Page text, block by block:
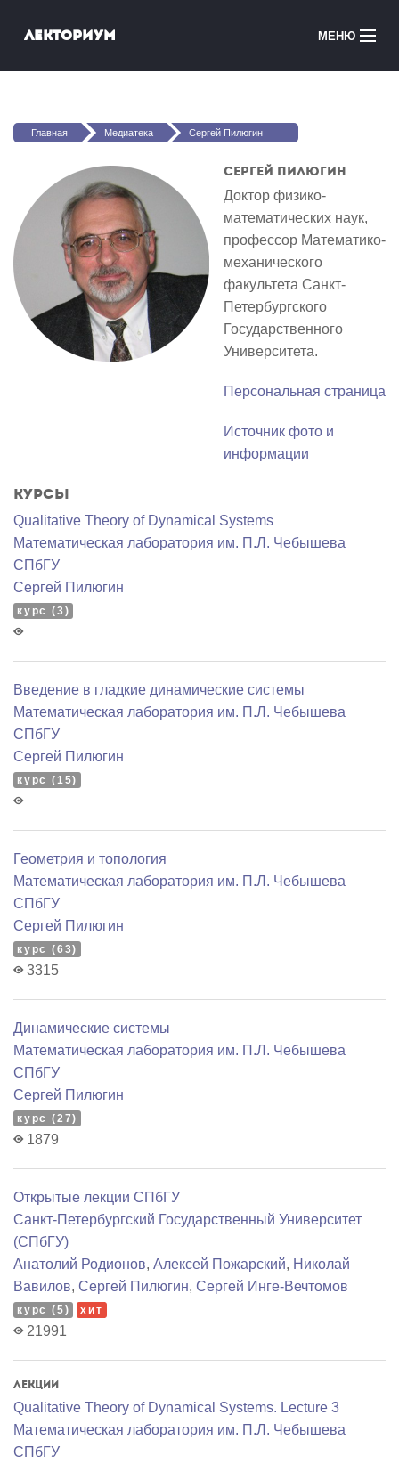
Лекториум МЕНЮ
Медиатека
Онлайн-школы
Вы здесь
Главная Медиатека Сергей Пилюгин
Сергей Пилюгин
Доктор физико-
математических наук,
профессор Математико-
механического
факультета Санкт-
Петербургского
Государственного
Университета.
Персональная страница
Источник фото и
информации
Курсы
Qualitative Theory of Dynamical Systems
Математичеcкая лаборатория им. П.Л. Чебышева
СПбГУ
Сергей Пилюгин
курс (3)
Введение в гладкие динамические системы
Математичеcкая лаборатория им. П.Л. Чебышева
СПбГУ
Сергей Пилюгин
курс (15)
Геометрия и топология
Математичеcкая лаборатория им. П.Л. Чебышева
СПбГУ
Сергей Пилюгин
курс (63)
3315
Динамические системы
Математичеcкая лаборатория им. П.Л. Чебышева
СПбГУ
Сергей Пилюгин
курс (27)
1879
Открытые лекции СПбГУ
Санкт-Петербургский Государственный Университет
(СПбГУ)
Анатолий Родионов, Алексей Пожарский, Николай
Вавилов, Сергей Пилюгин, Сергей Инге-Вечтомов
курс (5) хит
21991
Лекции
Qualitative Theory of Dynamical Systems. Lecture 3
Математичеcкая лаборатория им. П.Л. Чебышева
СПбГУ